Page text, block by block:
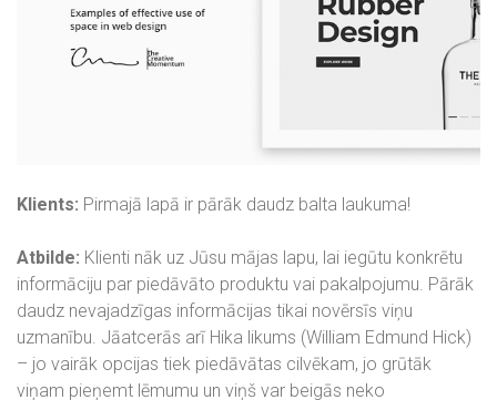
Klients: Pirmajā lapā ir pārāk daudz balta laukuma!
Atbilde: Klienti nāk uz Jūsu mājas lapu, lai iegūtu konkrētu
informāciju par piedāvāto produktu vai pakalpojumu. Pārāk
daudz nevajadzīgas informācijas tikai novērsīs viņu
uzmanību. Jāatcerās arī Hika likums (William Edmund Hick)
– jo vairāk opcijas tiek piedāvātas cilvēkam, jo grūtāk
viņam pieņemt lēmumu un viņš var beigās neko